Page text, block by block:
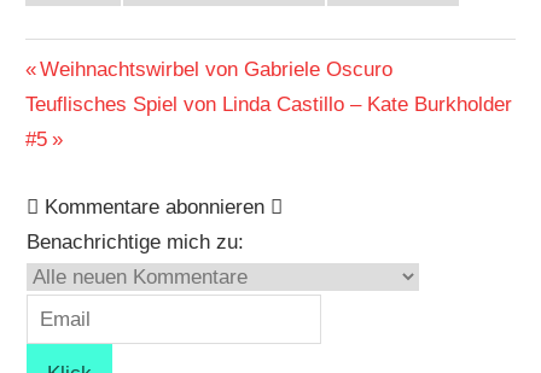
Beitragsnavigation
Vorheriger
Beitrag:
Weihnachtswirbel von Gabriele Oscuro
Nächster
Beitrag:
Teuflisches Spiel von Linda Castillo – Kate Burkholder
#5
Kommentare abonnieren
Benachrichtige mich zu: